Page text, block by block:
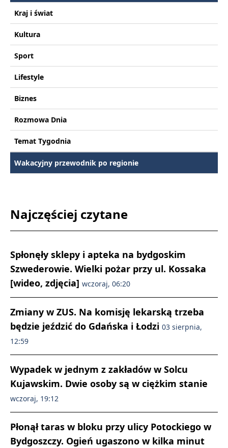
Kraj i świat
Kultura
Sport
Lifestyle
Biznes
Rozmowa Dnia
Temat Tygodnia
Wakacyjny przewodnik po regionie
Najczęściej czytane
Spłonęły sklepy i apteka na bydgoskim
Szwederowie. Wielki pożar przy ul. Kossaka
[wideo, zdjęcia] wczoraj, 06:20
Zmiany w ZUS. Na komisję lekarską trzeba
będzie jeździć do Gdańska i Łodzi 03 sierpnia,
12:59
Wypadek w jednym z zakładów w Solcu
Kujawskim. Dwie osoby są w ciężkim stanie
wczoraj, 19:12
Płonął taras w bloku przy ulicy Potockiego w
Bydgoszczy. Ogień ugaszono w kilka minut